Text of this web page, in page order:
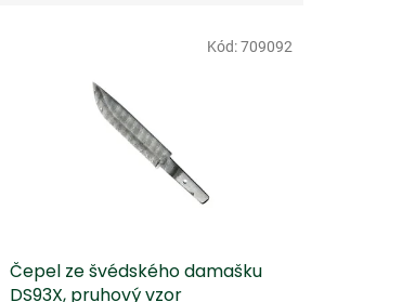
Čepel ze švédského damašku
DS93X, pruhový vzor
Kód:709092